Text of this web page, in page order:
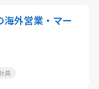
外営業・マー
員